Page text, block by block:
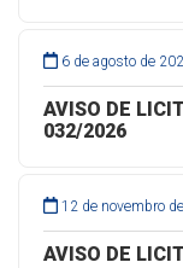
6 de agosto de
AVISO DE
032/2026
12 de novembro
AVISO DE